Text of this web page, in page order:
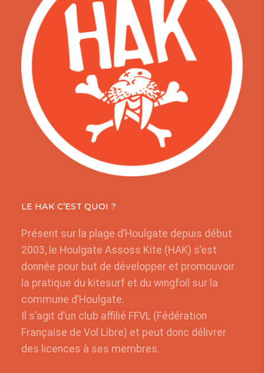
LE HAK C’EST QUOI ?
Présent sur la plage d’Houlgate depuis début
2003, le Houlgate Assoss Kite (HAK) s’est
donnée pour but de développer et promouvoir
la pratique du kitesurf et du wingfoil sur la
commune d’Houlgate.
Il s’agit d’un club affilié FFVL (Fédération
Française de Vol Libre) et peut donc délivrer
des licences à ses membres.